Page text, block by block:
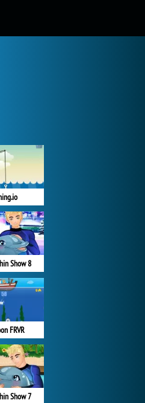
Show 8
FRVR
Show 7